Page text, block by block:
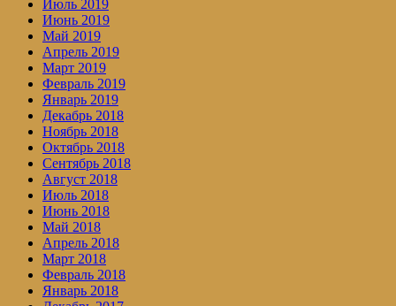
Июль 2019
Июнь 2019
Май 2019
Апрель 2019
Март 2019
Февраль 2019
Январь 2019
Декабрь 2018
Ноябрь 2018
Октябрь 2018
Сентябрь 2018
Август 2018
Июль 2018
Июнь 2018
Май 2018
Апрель 2018
Март 2018
Февраль 2018
Январь 2018